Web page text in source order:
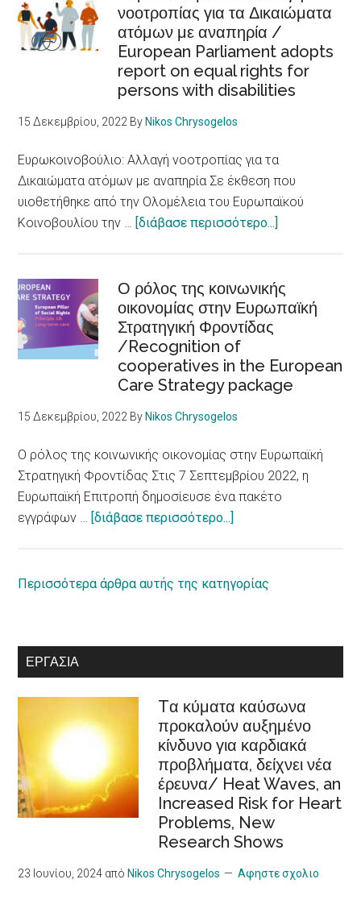
health
βραβείο
πόλης
προσβάσιμης
σε
άτομα
με
/Skellefteå
city
accessible
to
disabilities
νοοτροπίας για τα Δικαιώματα
ατόμων με αναπηρία /
European Parliament adopts
report on equal rights for
persons with disabilities
15 Δεκεμβρίου, 2022 By Nikos Chrysogelos
Ευρωκοινοβούλιο: Αλλαγή νοοτροπίας για τα
Δικαιώματα ατόμων με αναπηρία Σε έκθεση που
υιοθετήθηκε από την Ολομέλεια του Ευρωπαϊκού
Κοινοβουλίου την … [διάβασε περισσότερο...]
νοοτροπίας
για
ατόμων
με
European
Parliament
adopts
Ο ρόλος της κοινωνικής
οικονομίας στην Ευρωπαϊκή
Στρατηγική Φροντίδας
/Recognition of
cooperatives in the European
Care Strategy package
15 Δεκεμβρίου, 2022 By Nikos Chrysogelos
Ο ρόλος της κοινωνικής οικονομίας στην Ευρωπαϊκή
Στρατηγική Φροντίδας Στις 7 Σεπτεμβρίου 2022, η
Ευρωπαϊκή Επιτροπή δημοσίευσε ένα πακέτο
εγγράφων … [διάβασε περισσότερο...]
της
στην
Φροντίδας
/Recognition
of
cooperatives
in
the
European
Care
Strategy
Περισσότερα άρθρα αυτής της κατηγορίας
ΕΡΓΑΣΊΑ
Tα κύματα καύσωνα
προκαλούν αυξημένο
κίνδυνο για καρδιακά
προβλήματα, δείχνει νέα
έρευνα/ Heat Waves, an
Increased Risk for Heart
Problems, New
Research Shows
23 Ιουνίου, 2024 από Nikos Chrysogelos Αφηστε σχολιο